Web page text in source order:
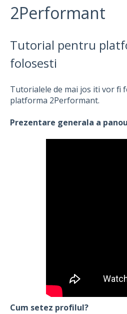
2Performant
Tutorial pentru
folosesti
Tutorialele de mai jos iti vor fi
platforma 2Performant.
Prezentare generala a
Cum setez profilul?